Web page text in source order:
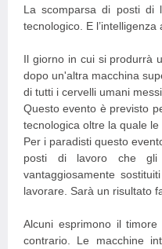
La scomparsa di posti di
tecnologico. E
Il giorno in cui si produrrà
dopo un'altra macchina
di tutti i cervelli umani messi
Questo evento è previsto
tecnologica oltre la quale
Per i paradisti questo
posti di lavoro che gli
vantaggiosamente
lavorare. Sarà un risultato
Alcuni esprimono il
contrario. Le macchine